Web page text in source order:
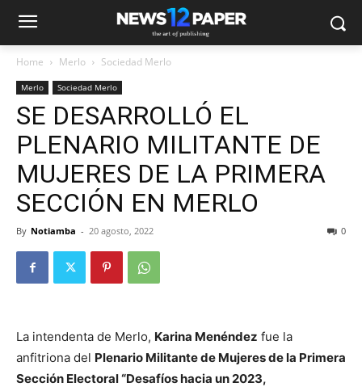
Home Merlo Sociedad Merlo
Merlo Sociedad Merlo
SE DESARROLLÓ EL
PLENARIO MILITANTE DE
MUJERES DE LA PRIMERA
SECCIÓN EN MERLO
By Notiamba - 20 agosto, 2022 0
La intendenta de Merlo, Karina Menéndez fue la
anfitriona del Plenario Militante de Mujeres de la Primera
Sección Electoral “Desafíos hacia un 2023,